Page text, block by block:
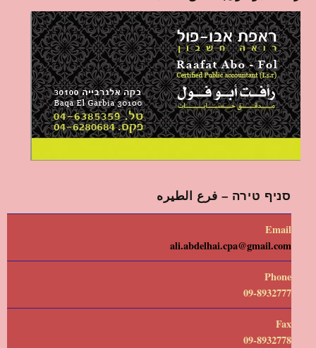
סניף טירה – فرع الطيره
Email
ali.abdelhai.cpa@gmail.com
Phone
09-8932777
Fax
09-8932778